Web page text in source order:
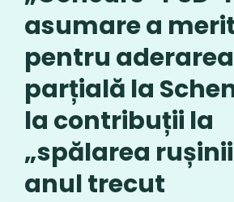
asumare a
pentru aderarea
parțială la
la contribuții la
„spălarea
anul trecut